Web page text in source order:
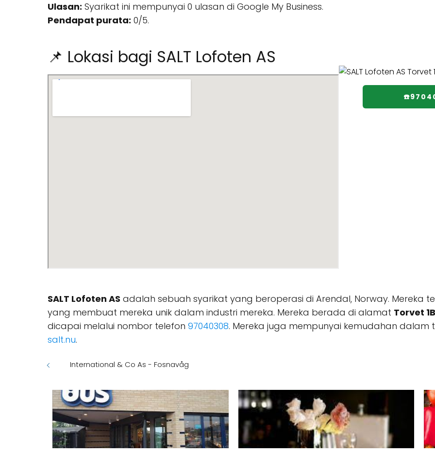
Ulasan: Syarikat ini mempunyai 0 ulasan di Google My Business.
Pendapat purata: 0/5.
📌 Lokasi bagi SALT Lofoten AS
SALT Lofoten AS adalah sebuah syarikat yang beroperasi di Arendal, Norway. Mereka
yang membuat mereka unik dalam industri mereka. Mereka berada di alamat Torvet
dicapai melalui nombor telefon 97040308. Mereka juga mempunyai kemudahan dalam
salt.nu.
International & Co As - Fosnavåg